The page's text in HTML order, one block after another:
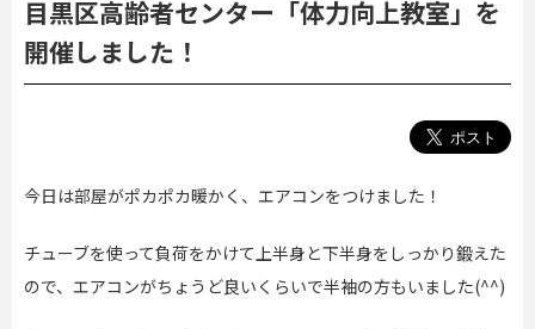
目黒区高齢者センター「体力向上教室」を
開催しました！
今日は部屋がポカポカ暖かく、エアコンをつけました！
チューブを使って負荷をかけて上半身と下半身をしっかり鍛えた
ので、エアコンがちょうど良いくらいで半袖の方もいました(^^)